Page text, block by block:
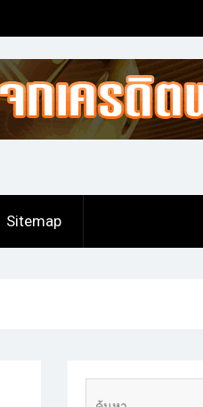
Sitemap